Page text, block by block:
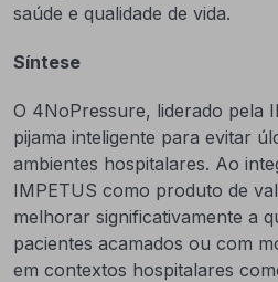
saúde e qualidade de vida.
Síntese
O 4NoPressure, liderado pela
pijama inteligente para evitar
ambientes hospitalares. Ao
IMPETUS como produto de
melhorar significativamente a
pacientes acamados ou com
em contextos hospitalares